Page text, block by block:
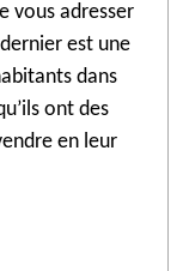
vous adresser
est une
dans
ont des
en leur